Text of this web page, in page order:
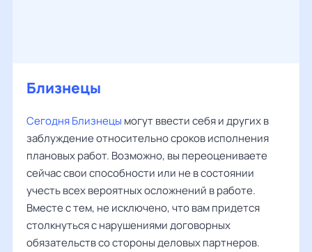
Близнецы
Сегодня Близнецы могут ввести себя и других в
заблуждение относительно сроков исполнения
плановых работ. Возможно, вы переоцениваете
сейчас свои способности или не в состоянии
учесть всех вероятных осложнений в работе.
Вместе с тем, не исключено, что вам придется
столкнуться с нарушениями договорных
обязательств со стороны деловых партнеров.